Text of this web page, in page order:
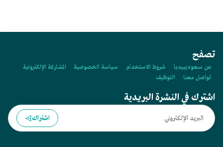
تصفح
عن سعوديبيديا شروط الاستخدام سياسة الخصوصية
المشاركة الإلكترونية
تواصل معنا
التوظيف
اشترك في النشرة البريدية
اشتراك